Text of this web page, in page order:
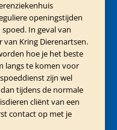
openingstijden
In geval van
Kring Dierenartsen.
hoe je het beste
langs te komen voor
zijn wel
tijdens de normale
cliënt van een
contact op met je